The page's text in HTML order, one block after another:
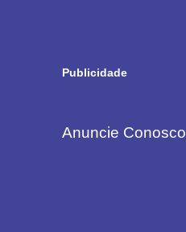
Publicidade
Anuncie Conosco